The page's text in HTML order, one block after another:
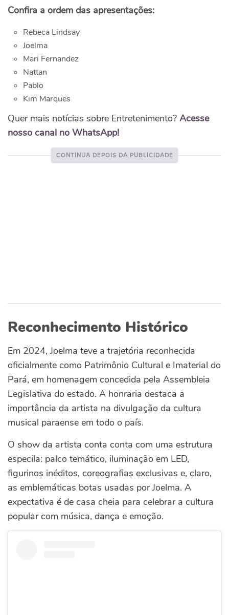
Confira a ordem das apresentações:
Rebeca Lindsay
Joelma
Mari Fernandez
Nattan
Pablo
Kim Marques
Quer mais notícias sobre Entretenimento? Acesse
nosso canal no WhatsApp!
Reconhecimento Histórico
Em 2024, Joelma teve a trajetória reconhecida
oficialmente como Patrimônio Cultural e Imaterial do
Pará, em homenagem concedida pela Assembleia
Legislativa do estado. A honraria destaca a
importância da artista na divulgação da cultura
musical paraense em todo o país.
O show da artista conta conta com uma estrutura
especila: palco temático, iluminação em LED,
figurinos inéditos, coreografias exclusivas e, claro,
as emblemáticas botas usadas por Joelma. A
expectativa é de casa cheia para celebrar a cultura
popular com música, dança e emoção.